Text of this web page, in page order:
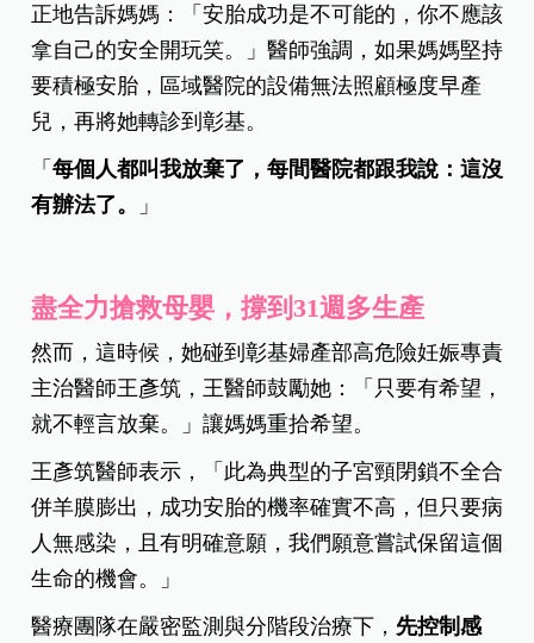
正地告訴媽媽：「安胎成功是不可能的，你不應該
拿自己的安全開玩笑。」醫師強調，如果媽媽堅持
要積極安胎，區域醫院的設備無法照顧極度早產
兒，再將她轉診到彰基。
「每個人都叫我放棄了，每間醫院都跟我說：這沒
有辦法了。
」
盡全力搶救母嬰，撐到31週多生產
然而，這時候，她碰到彰基婦產部高危險妊娠專責
主治醫師王彥筑，王醫師鼓勵她：「只要有希望，
就不輕言放棄。」讓媽媽重拾希望。
王彥筑醫師表示，「此為典型的子宮頸閉鎖不全合
併羊膜膨出，成功安胎的機率確實不高，但只要病
人無感染，且有明確意願，我們願意嘗試保留這個
生命的機會。」
醫療團隊在嚴密監測與分階段治療下， 先控制感